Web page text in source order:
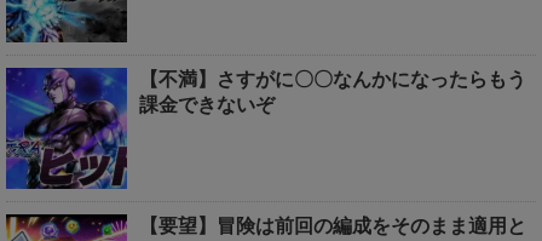
【不満】さすがに〇〇なんかになったらもう
課金できないぞ
【要望】冒険は前回の編成をそのまま適用と